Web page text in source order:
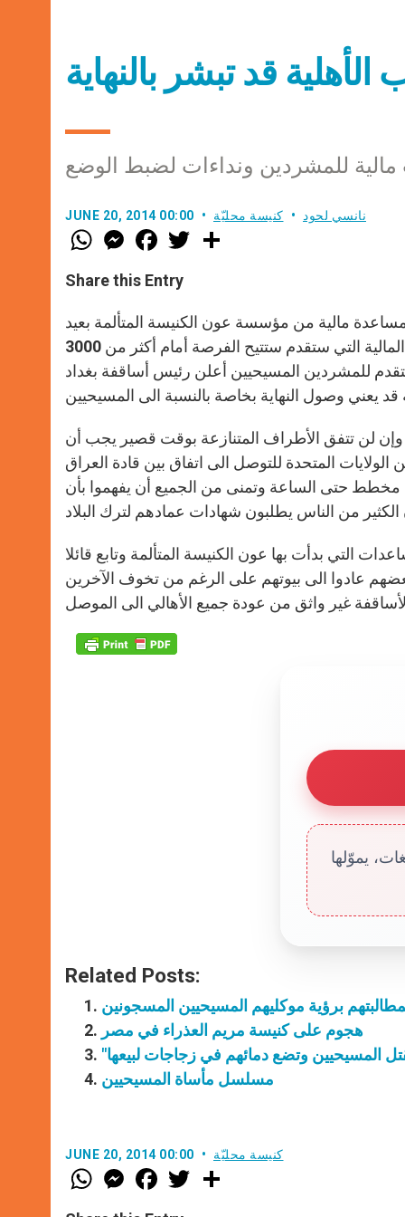
للمشردين ونداءات لضبط الوضع
JUNE 20, 2014 00:00 نانسي لحود كنيسة محليّة
W
h
t
s
p
p
M
e
s
e
g
e
F
a
e
b
o
k
w
r
Share this Entry
مالية من مؤسسة عون الكنيسة المتألمة بعيد
الإنذارات التي تشير الى اتجاه البلاد نحو حرب اهلية. إن المساعدة المالية التي ستقدم ستتيح الفرصة أمام أكثر من 3000
للمشردين المسيحيين أعلن رئيس أساقفة بغداد
لن تتفق الأطراف المتنازعة بوقت قصير يجب أن
المتحدة للتوصل الى اتفاق بين قادة العراق
حتى الساعة وتمنى من الجميع أن يفهموا بأن
التي بدأت بها عون الكنيسة المتألمة وتابع قائلا
عادوا الى بيوتهم على الرغم من تخوف الآخرين
يموّلها
Related Posts:
هجوم على كنيسة مريم العذراء في مصر
المسيحيين وتضع دمائهم في زجاجات لبيعها
مسلسل مأساة المسيحيين
JUNE 20, 2014 00:00 كنيسة محليّة
W
h
M
e
F
a w